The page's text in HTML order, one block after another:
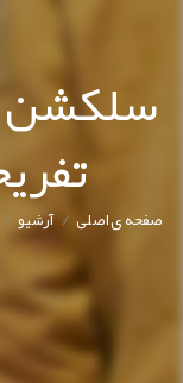
سلکشن
صفحه ی اصلی/ آرشیو/